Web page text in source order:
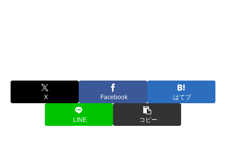
X Facebook はてブ
LINE コピー